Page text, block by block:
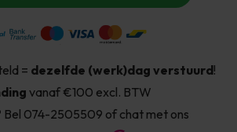
= dezelfde (werk)dag verstuurd!
vanaf €100 excl. BTW
Bel 074-2505509 of chat met ons